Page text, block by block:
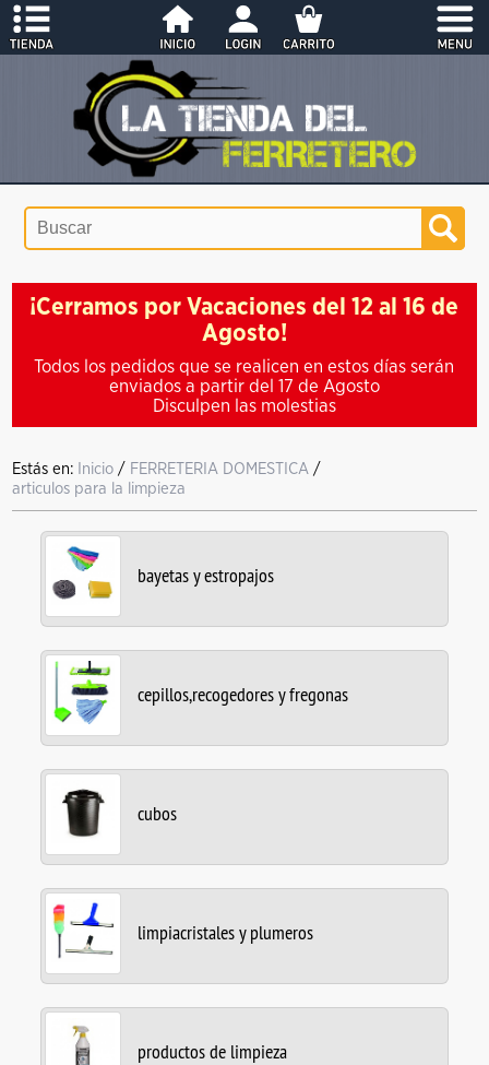
¡Cerramos por Vacaciones del 12 al 16 de
Agosto!
Todos los pedidos que se realicen en estos días serán
enviados a partir del 17 de Agosto
Disculpen las molestias
Estás en: Inicio / FERRETERIA DOMESTICA /
articulos para la limpieza
bayetas y estropajos
cepillos,recogedores y fregonas
cubos
limpiacristales y plumeros
productos de limpieza